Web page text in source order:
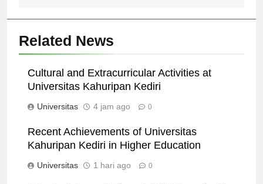
Related News
Cultural and Extracurricular Activities at
Universitas Kahuripan Kediri
Universitas 4 jam ago 0
Recent Achievements of Universitas
Kahuripan Kediri in Higher Education
Universitas 1 hari ago 0